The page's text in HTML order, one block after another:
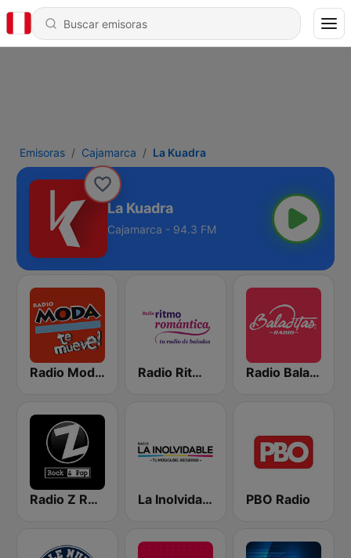
Emisoras Cajamarca La Kuadra
La Kuadra
Cajamarca - 94.3 FM
Radio Moda FM 97.3 Radio Ritmo Romántica Radio Baladitas
Radio Z Rock & Pop La Inolvidable PBO Radio